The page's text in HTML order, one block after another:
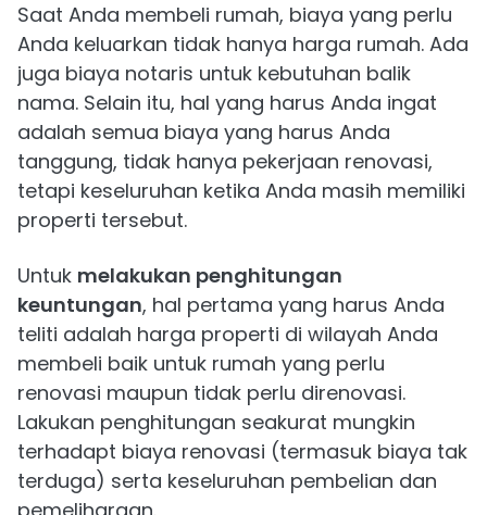
Saat Anda membeli rumah, biaya yang perlu
Anda keluarkan tidak hanya harga rumah. Ada
juga biaya notaris untuk kebutuhan balik
nama. Selain itu, hal yang harus Anda ingat
adalah semua biaya yang harus Anda
tanggung, tidak hanya pekerjaan renovasi,
tetapi keseluruhan ketika Anda masih memiliki
properti tersebut.
Untuk melakukan penghitungan
keuntungan, hal pertama yang harus Anda
teliti adalah harga properti di wilayah Anda
membeli baik untuk rumah yang perlu
renovasi maupun tidak perlu direnovasi.
Lakukan penghitungan seakurat mungkin
terhadapt biaya renovasi (termasuk biaya tak
terduga) serta keseluruhan pembelian dan